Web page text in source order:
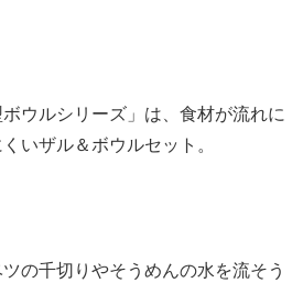
ボウルシリーズ」は、食材が流れに
いザル＆ボウルセット。
の千切りやそうめんの水を流そう